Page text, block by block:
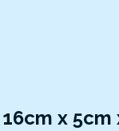
x 5cm